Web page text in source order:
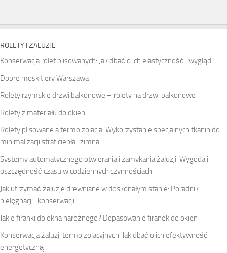
ROLETY I ŻALUZJE
Konserwacja rolet plisowanych: Jak dbać o ich elastyczność i wygląd
Dobre moskitiery Warszawa
Rolety rzymskie drzwi balkonowe – rolety na drzwi balkonowe
Rolety z materiału do okien
Rolety plisowane a termoizolacja: Wykorzystanie specjalnych tkanin do
minimalizacji strat ciepła i zimna
Systemy automatycznego otwierania i zamykania żaluzji: Wygoda i
oszczędność czasu w codziennych czynnościach
Jak utrzymać żaluzje drewniane w doskonałym stanie: Poradnik
pielęgnacji i konserwacji
Jakie firanki do okna narożnego? Dopasowanie firanek do okien
Konserwacja żaluzji termoizolacyjnych: Jak dbać o ich efektywność
energetyczną